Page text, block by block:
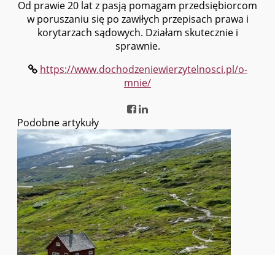
Od prawie 20 lat z pasją pomagam przedsiębiorcom
w poruszaniu się po zawiłych przepisach prawa i
korytarzach sądowych. Działam skutecznie i
sprawnie.
https://www.dochodzeniewierzytelnosci.pl/o-
mnie/
Podobne artykuły